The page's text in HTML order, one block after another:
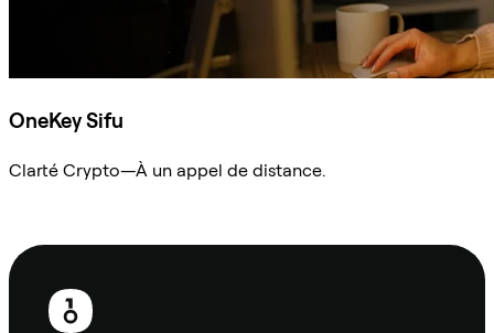
OneKey Sifu
Clarté Crypto—À un appel de distance.
Pied